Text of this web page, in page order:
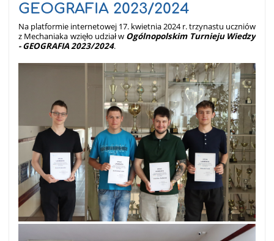
GEOGRAFIA 2023/2024
Na platformie internetowej 17. kwietnia 2024 r. trzynastu uczniów
z Mechaniaka wzięło udział w Ogólnopolskim Turnieju Wiedzy
- GEOGRAFIA 2023/2024.